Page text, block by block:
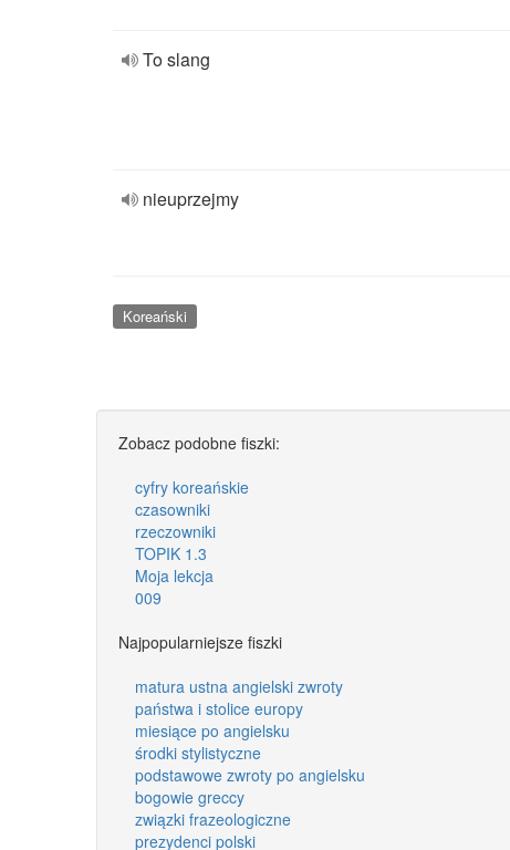
To slang
nieuprzejmy
Koreański
Zobacz podobne fiszki:
cyfry koreańskie
czasowniki
rzeczowniki
TOPIK 1.3
Moja lekcja
009
Najpopularniejsze fiszki
matura ustna angielski zwroty
państwa i stolice europy
miesiące po angielsku
środki stylistyczne
podstawowe zwroty po angielsku
bogowie greccy
związki frazeologiczne
prezydenci polski